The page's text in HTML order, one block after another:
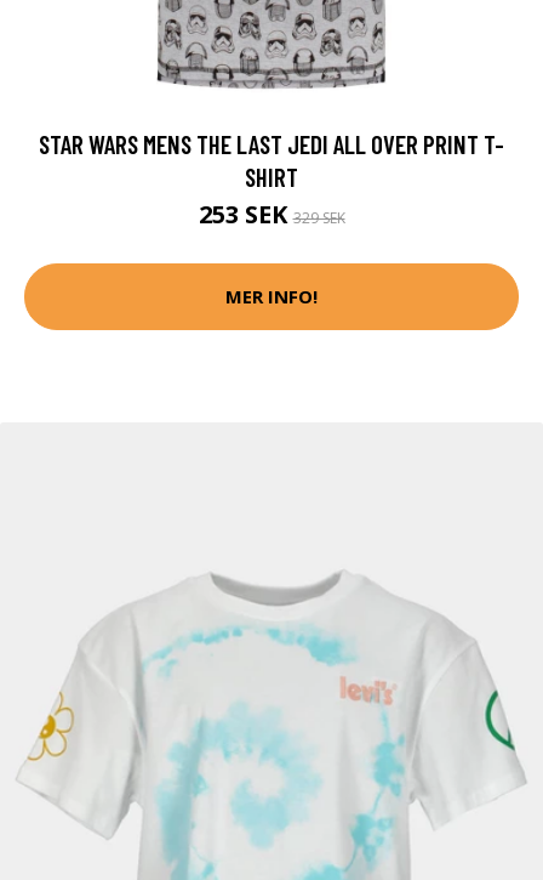
STAR WARS MENS THE LAST JEDI ALL OVER PRINT T-
SHIRT
253 SEK329 SEK
MER INFO!